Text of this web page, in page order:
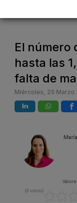
El número
hasta las
falta de
Miércoles, 25 Marzo
(0 votos)